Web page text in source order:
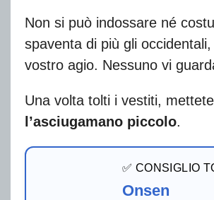
Non si può indossare né
spaventa di più gli
vostro agio. Nessuno vi
Una volta tolti i vestiti,
l’asciugamano piccolo.
✅ CONSIGLIO
Onsen